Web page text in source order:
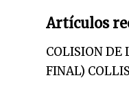
Artículos
COLISION DE
FINAL)